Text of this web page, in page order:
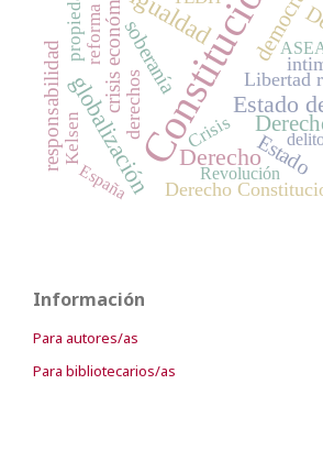
Constitución
igualdad
Estado
globalización Derecho
crisis económica
Estado
soberanía
responsabilidad derechos
Derecho
Libertad
Crisis
reforma
propiedad
Kelsen
España Revolución
Información
Para autores/as
Para bibliotecarios/as